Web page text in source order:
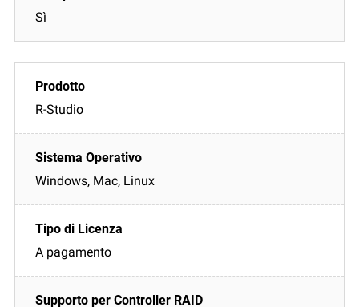
Sì
R-Studio
Windows, Mac, Linux
A pagamento